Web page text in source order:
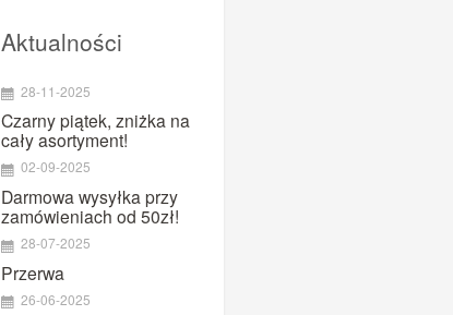
Gold Nutrition
Lazer
Lightning Endurance
MarshGuard
MAURTEN
Maxim
Megmeister
Mountaindrop
Aktualności
28-11-2025
Czarny piątek, zniżka na
cały asortyment!
02-09-2025
Darmowa wysyłka przy
zamówieniach od 50zł!
28-07-2025
Przerwa
26-06-2025